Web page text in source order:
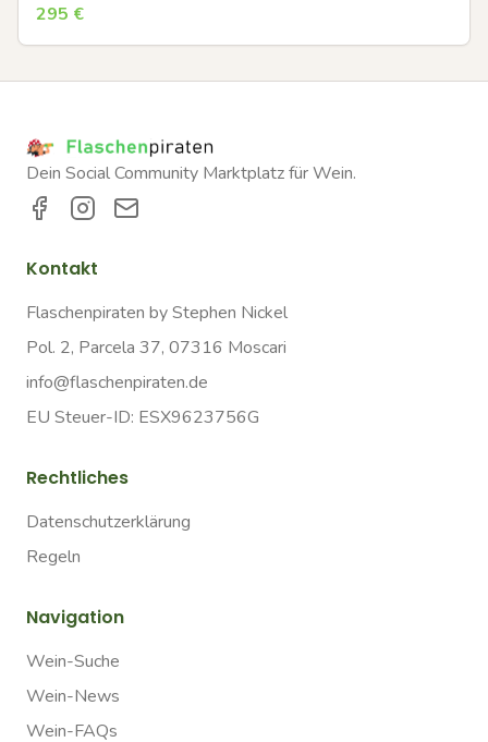
295 €
Dein Social Community Marktplatz für Wein.
Kontakt
Flaschenpiraten by Stephen Nickel
Pol. 2, Parcela 37, 07316 Moscari
info@flaschenpiraten.de
EU Steuer-ID: ESX9623756G
Rechtliches
Datenschutzerklärung
Regeln
Navigation
Wein-Suche
Wein-News
Wein-FAQs